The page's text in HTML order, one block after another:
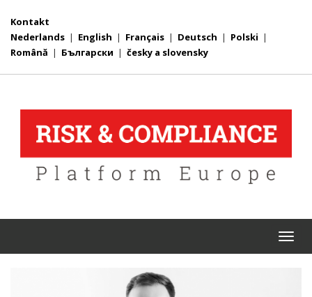
Kontakt
Nederlands | English | Français | Deutsch | Polski |
Română | Български | česky a slovensky